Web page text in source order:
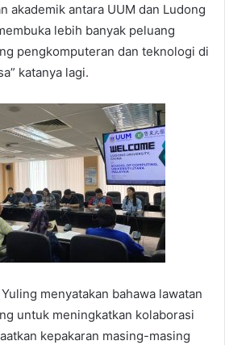
akademik antara UUM dan Ludong
lebih banyak peluang
pengkomputeran dan teknologi di
katanya lagi.
menyatakan bahawa lawatan
untuk meningkatkan kolaborasi
kepakaran masing-masing